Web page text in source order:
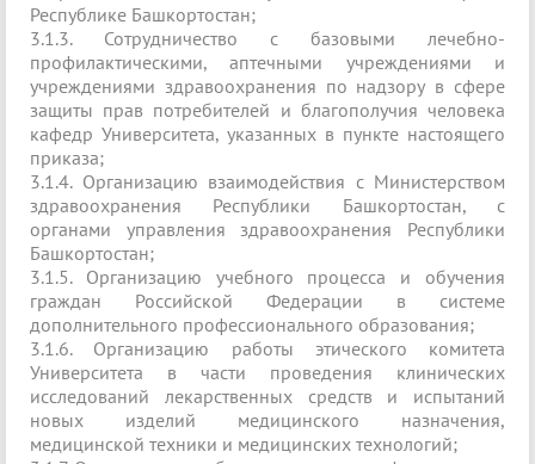
Республике Башкортостан;
3.1.3. Сотрудничество с базовыми лечебно-
профилактическими, аптечными учреждениями и
учреждениями здравоохранения по надзору в сфере
защиты прав потребителей и благополучия человека
кафедр Университета, указанных в пункте настоящего
приказа;
3.1.4. Организацию взаимодействия с Министерством
здравоохранения Республики Башкортостан, с
органами управления здравоохранения Республики
Башкортостан;
3.1.5. Организацию учебного процесса и обучения
граждан Российской Федерации в системе
дополнительного профессионального образования;
3.1.6. Организацию работы этического комитета
Университета в части проведения клинических
исследований лекарственных средств и испытаний
новых изделий медицинского назначения,
медицинской техники и медицинских технологий;